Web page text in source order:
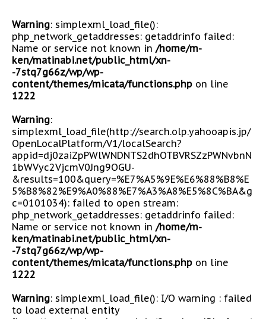
Warning: simplexml_load_file():
php_network_getaddresses: getaddrinfo failed:
Name or service not known in /home/m-
ken/matinabi.net/public_html/xn-
-7stq7g66z/wp/wp-
content/themes/micata/functions.php on line
1222
Warning:
simplexml_load_file(http://search.olp.yahooapis.jp/
OpenLocalPlatform/V1/localSearch?
appid=dj0zaiZpPWlWNDNTS2dhOTBVRSZzPWNvbnN
1bWVyc2VjcmV0Jng9OGU-
&results=100&query=%E7%A5%9E%E6%88%B8%E
5%B8%82%E9%A0%88%E7%A3%A8%E5%8C%BA&g
c=0101034): failed to open stream:
php_network_getaddresses: getaddrinfo failed:
Name or service not known in /home/m-
ken/matinabi.net/public_html/xn-
-7stq7g66z/wp/wp-
content/themes/micata/functions.php on line
1222
Warning: simplexml_load_file(): I/O warning : failed
to load external entity